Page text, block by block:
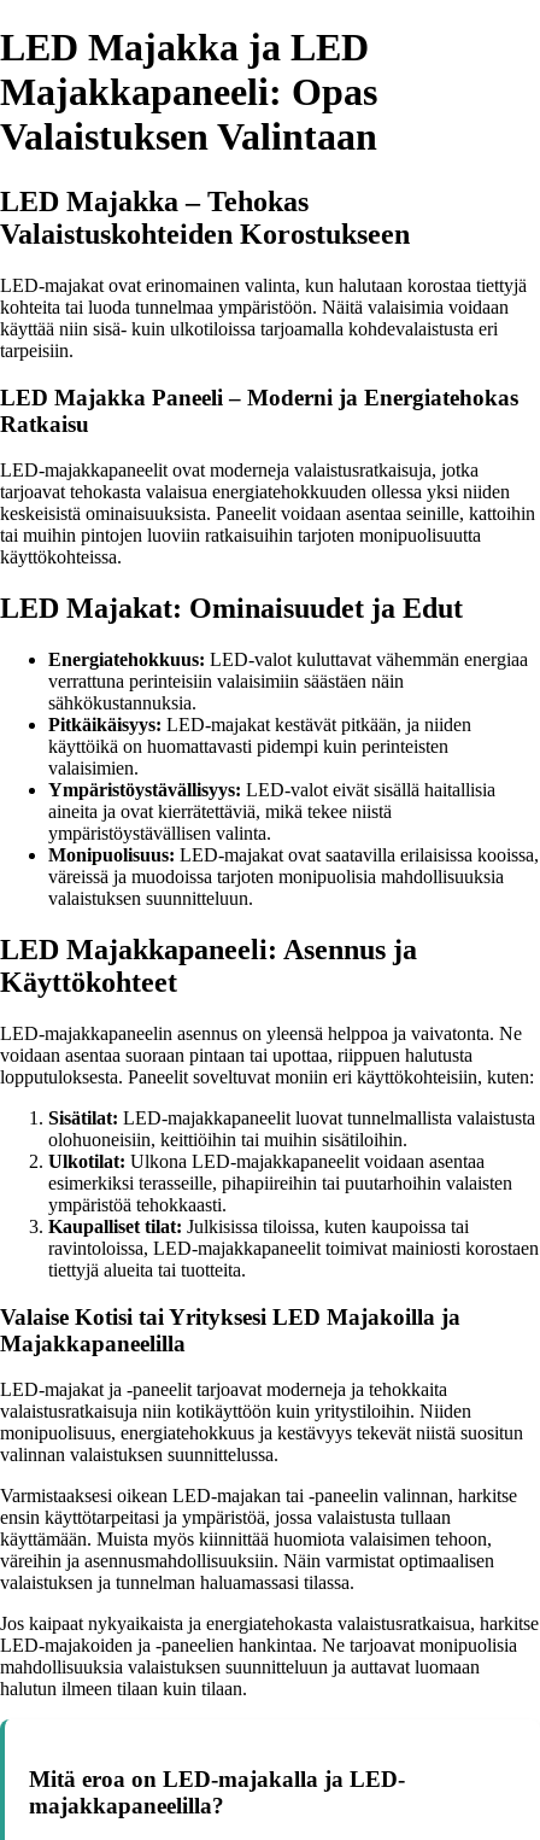
LED Majakka ja LED
Majakkapaneeli: Opas
Valaistuksen Valintaan
LED Majakka – Tehokas
Valaistuskohteiden Korostukseen
LED-majakat ovat erinomainen valinta, kun halutaan korostaa tiettyjä
kohteita tai luoda tunnelmaa ympäristöön. Näitä valaisimia voidaan
käyttää niin sisä- kuin ulkotiloissa tarjoamalla kohdevalaistusta eri
tarpeisiin.
LED Majakka Paneeli – Moderni ja Energiatehokas
Ratkaisu
LED-majakkapaneelit ovat moderneja valaistusratkaisuja, jotka
tarjoavat tehokasta valaisua energiatehokkuuden ollessa yksi niiden
keskeisistä ominaisuuksista. Paneelit voidaan asentaa seinille, kattoihin
tai muihin pintojen luoviin ratkaisuihin tarjoten monipuolisuutta
käyttökohteissa.
LED Majakat: Ominaisuudet ja Edut
Energiatehokkuus: LED-valot kuluttavat vähemmän energiaa
verrattuna perinteisiin valaisimiin säästäen näin
sähkökustannuksia.
Pitkäikäisyys: LED-majakat kestävät pitkään, ja niiden
käyttöikä on huomattavasti pidempi kuin perinteisten
valaisimien.
Ympäristöystävällisyys: LED-valot eivät sisällä haitallisia
aineita ja ovat kierrätettäviä, mikä tekee niistä
ympäristöystävällisen valinta.
Monipuolisuus: LED-majakat ovat saatavilla erilaisissa kooissa,
väreissä ja muodoissa tarjoten monipuolisia mahdollisuuksia
valaistuksen suunnitteluun.
LED Majakkapaneeli: Asennus ja
Käyttökohteet
LED-majakkapaneelin asennus on yleensä helppoa ja vaivatonta. Ne
voidaan asentaa suoraan pintaan tai upottaa, riippuen halutusta
lopputuloksesta. Paneelit soveltuvat moniin eri käyttökohteisiin, kuten:
Sisätilat: LED-majakkapaneelit luovat tunnelmallista valaistusta
olohuoneisiin, keittiöihin tai muihin sisätiloihin.
Ulkotilat: Ulkona LED-majakkapaneelit voidaan asentaa
esimerkiksi terasseille, pihapiireihin tai puutarhoihin valaisten
ympäristöä tehokkaasti.
Kaupalliset tilat: Julkisissa tiloissa, kuten kaupoissa tai
ravintoloissa, LED-majakkapaneelit toimivat mainiosti korostaen
tiettyjä alueita tai tuotteita.
Valaise Kotisi tai Yrityksesi LED Majakoilla ja
Majakkapaneelilla
LED-majakat ja -paneelit tarjoavat moderneja ja tehokkaita
valaistusratkaisuja niin kotikäyttöön kuin yritystiloihin. Niiden
monipuolisuus, energiatehokkuus ja kestävyys tekevät niistä suositun
valinnan valaistuksen suunnittelussa.
Varmistaaksesi oikean LED-majakan tai -paneelin valinnan, harkitse
ensin käyttötarpeitasi ja ympäristöä, jossa valaistusta tullaan
käyttämään. Muista myös kiinnittää huomiota valaisimen tehoon,
väreihin ja asennusmahdollisuuksiin. Näin varmistat optimaalisen
valaistuksen ja tunnelman haluamassasi tilassa.
Jos kaipaat nykyaikaista ja energiatehokasta valaistusratkaisua, harkitse
LED-majakoiden ja -paneelien hankintaa. Ne tarjoavat monipuolisia
mahdollisuuksia valaistuksen suunnitteluun ja auttavat luomaan
halutun ilmeen tilaan kuin tilaan.
Mitä eroa on LED-majakalla ja LED-
majakkapaneelilla?